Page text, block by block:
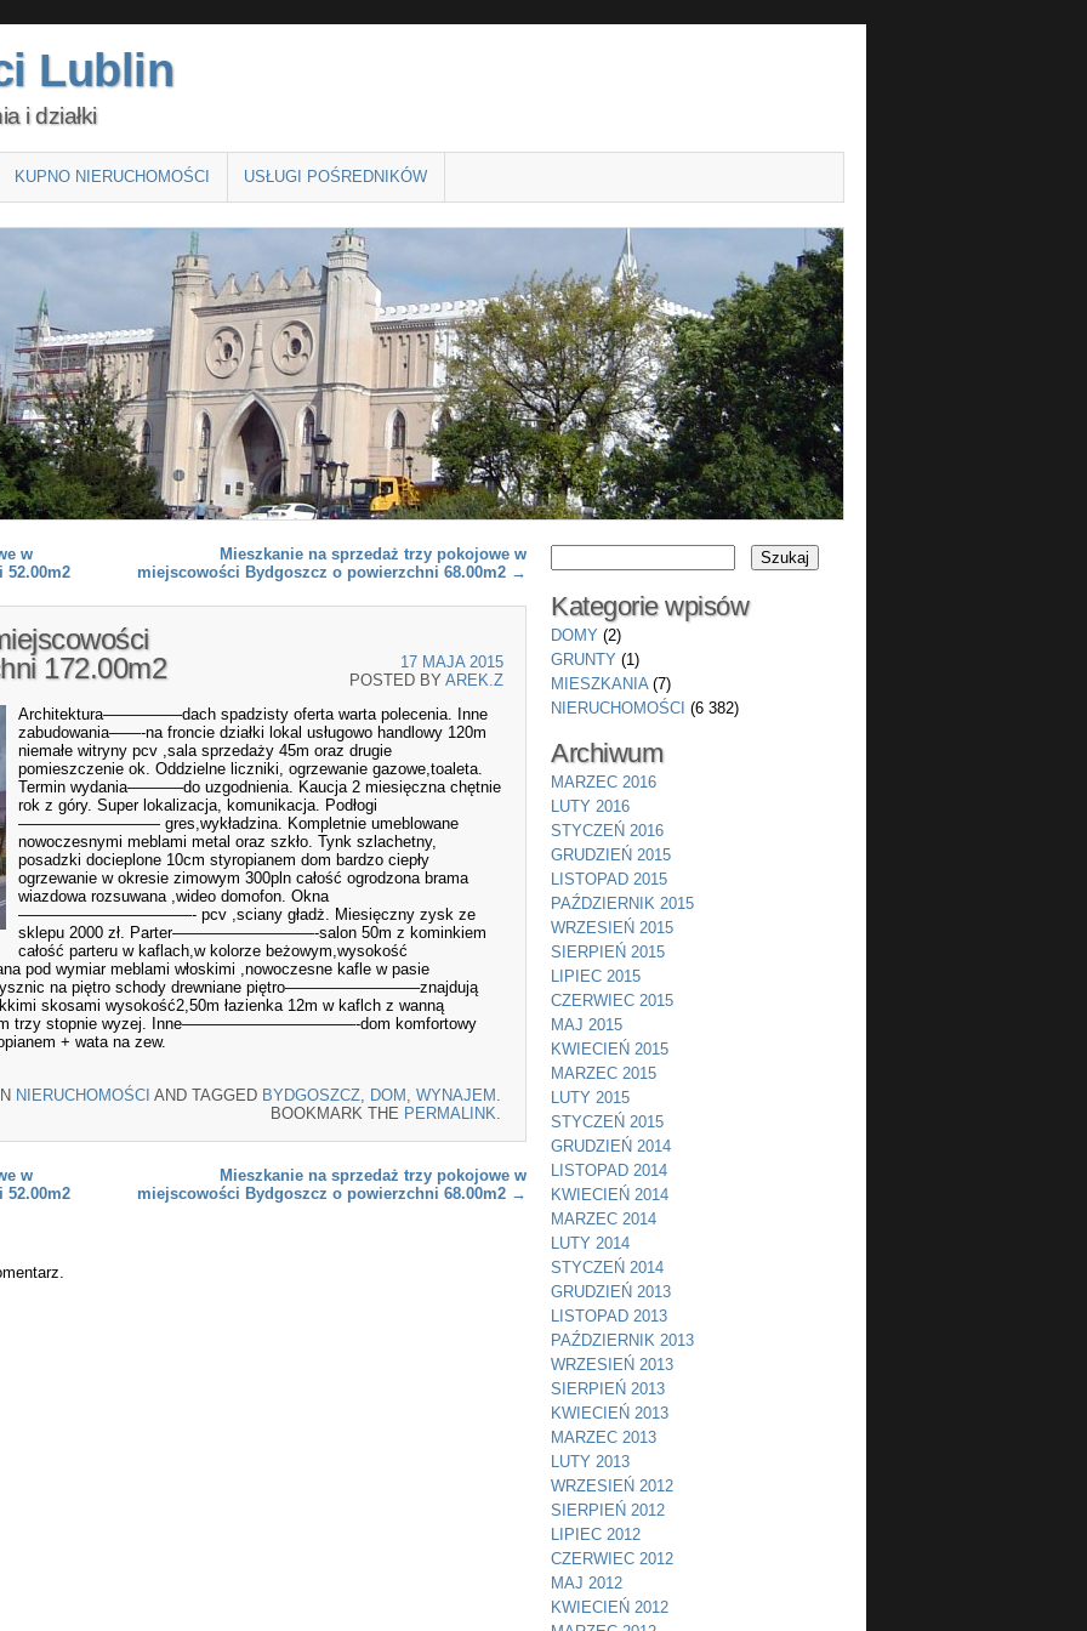
Lublin
i działki
KUPNO NIERUCHOMOŚCI USŁUGI POŚREDNIKÓW
w
Mieszkanie na sprzedaż trzy pokojowe w
miejscowości Bydgoszcz o powierzchni 68.00m2 →
172.00m2
17 MAJA 2015
POSTED BY AREK.Z
Architektura—————dach spadzisty oferta warta polecenia. Inne
zabudowania——-na froncie działki lokal usługowo handlowy 120m
niemałe witryny pcv ,sala sprzedaży 45m oraz drugie
pomieszczenie ok. Oddzielne liczniki, ogrzewanie gazowe,toaleta.
Termin wydania———–do uzgodnienia. Kaucja 2 miesięczna chętnie
rok z góry. Super lokalizacja, komunikacja. Podłogi
————————— gres,wykładzina. Kompletnie umeblowane
nowoczesnymi meblami metal oraz szkło. Tynk szlachetny,
posadzki docieplone 10cm styropianem dom bardzo ciepły
ogrzewanie w okresie zimowym 300pln całość ogrodzona brama
wiazdowa rozsuwana ,wideo domofon. Okna
———————————- pcv ,sciany gładż. Miesięczny zysk ze
sklepu 2000 zł. Parter—————————-salon 50m z kominkiem
całość parteru w kaflach,w kolorze beżowym,wysokość
pod wymiar meblami włoskimi ,nowoczesne kafle w pasie
na piętro schody drewniane piętro————————–znajdują
skosami wysokość2,50m łazienka 12m w kaflch z wanną
70m trzy stopnie wyzej. Inne———————————-dom komfortowy
+ wata na zew.
NIERUCHOMOŚCI AND TAGGED BYDGOSZCZ DOM WYNAJEM
BOOKMARK THE PERMALINK
w
Mieszkanie na sprzedaż trzy pokojowe w
miejscowości Bydgoszcz o powierzchni 68.00m2 →
Kategorie wpisów
DOMY (2)
GRUNTY (1)
MIESZKANIA(7)
NIERUCHOMOŚCI (6 382)
Archiwum
MARZEC 2016
LUTY 2016
STYCZEŃ 2016
GRUDZIEŃ 2015
LISTOPAD 2015
PAŹDZIERNIK 2015
WRZESIEŃ 2015
SIERPIEŃ 2015
LIPIEC 2015
CZERWIEC 2015
MAJ 2015
KWIECIEŃ 2015
MARZEC 2015
LUTY 2015
STYCZEŃ 2015
GRUDZIEŃ 2014
LISTOPAD 2014
KWIECIEŃ 2014
MARZEC 2014
LUTY 2014
STYCZEŃ 2014
GRUDZIEŃ 2013
LISTOPAD 2013
PAŹDZIERNIK 2013
WRZESIEŃ 2013
SIERPIEŃ 2013
KWIECIEŃ 2013
MARZEC 2013
LUTY 2013
WRZESIEŃ 2012
SIERPIEŃ 2012
LIPIEC 2012
CZERWIEC 2012
MAJ 2012
KWIECIEŃ 2012